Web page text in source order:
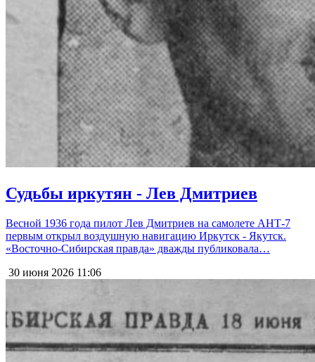
Судьбы иркутян - Лев Дмитриев
Весной 1936 года пилот Лев Дмитриев на самолете АНТ-7
первым открыл воздушную навигацию Иркутск - Якутск.
«Восточно-Сибирская правда» дважды публиковала…
30 июня 2026 11:06